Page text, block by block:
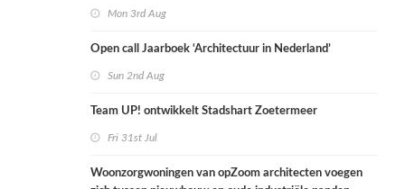
Mon 3rd Aug
Open call Jaarboek ‘Architectuur in Nederland’
Sun 2nd Aug
Team UP! ontwikkelt Stadshart Zoetermeer
Fri 31st Jul
Woonzorgwoningen van opZoom architecten voegen